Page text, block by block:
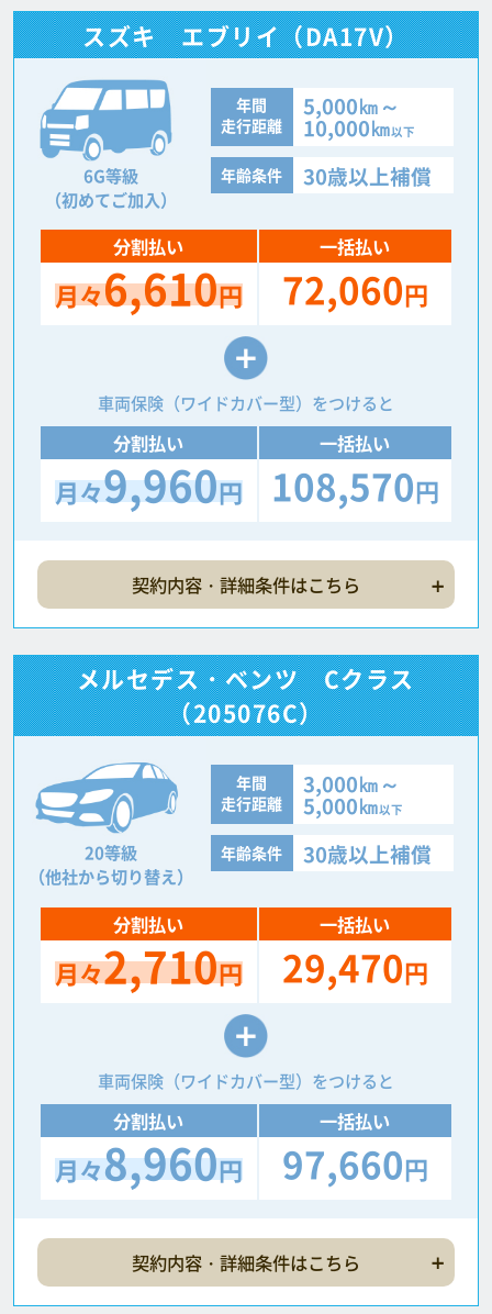
スズキ エブリイ（DA17V）
6G等級
（初めてご加入）
年間
走行距離
5,000㎞～
10,000㎞以下
年齢条件 30歳以上補償
分割払い
月々6,610円
一括払い
72,060円
車両保険（ワイドカバー型）をつけると
分割払い
月々9,960円
一括払い
108,570円
契約内容・詳細条件はこちら
メルセデス・ベンツ Cクラス
（205076C）
20等級
（他社から切り替え）
年間
走行距離
3,000㎞～
5,000㎞以下
年齢条件 30歳以上補償
分割払い
月々2,710円
一括払い
29,470円
車両保険（ワイドカバー型）をつけると
分割払い
月々8,960円
一括払い
97,660円
契約内容・詳細条件はこちら